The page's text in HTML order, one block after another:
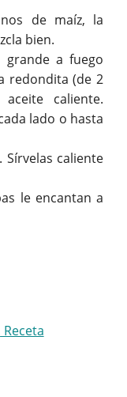
de maíz, la
bien.
grande a fuego
redondita (de 2
caliente.
lado o hasta
caliente
le encantan a